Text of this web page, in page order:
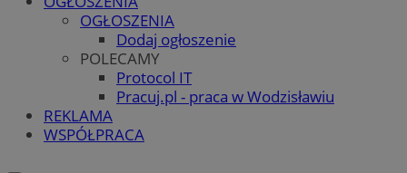
OGŁOSZENIA
Dodaj ogłoszenie
POLECAMY
Protocol IT
Pracuj.pl - praca w Wodzisławiu
REKLAMA
WSPÓŁPRACA